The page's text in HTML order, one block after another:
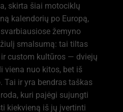
skirta šiai motociklų
kalendorių po Europą,
žemyno
smalsumą: tai tiltas
custom kultūros — dviejų
viena nuo kitos, bet iš
Tai ir yra bendras taškas
kuri pajėgi sujungti
kiekvieną iš jų įvertinti